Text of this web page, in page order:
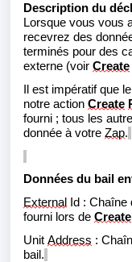
Description du
Lorsque vous vous
recevrez des
terminés pour des
externe (voir Create
Il est impératif que
notre action Create
fourni ; tous les
donnée à votre Zap.
Données du bail
External
Id : Chaîne
fourni lors de Create
Unit Address :
bail.